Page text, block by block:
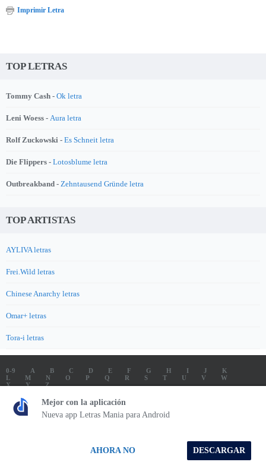
Imprimir Letra
TOP LETRAS
Tommy Cash - Ok letra
Leni Woess - Aura letra
Rolf Zuckowski - Es Schneit letra
Die Flippers - Lotosblume letra
Outbreakband - Zehntausend Gründe letra
TOP ARTISTAS
AYLIVA letras
Frei.Wild letras
Chinese Anarchy letras
Omar+ letras
Tora-i letras
0-9 A B C D E F G H I J
K
L
M N O P Q R S T V
W
X
Y
Z
LETRAS
SOUNDTRACK LETRAS
TOP 100 LETRAS
ENVIA LETRAS
Letrasmania.com - Copyright © 2026 - All Rights Reserved
Mejor con la aplicación
Nueva app Letras Mania para Android
DESCARGAR
AHORA NO